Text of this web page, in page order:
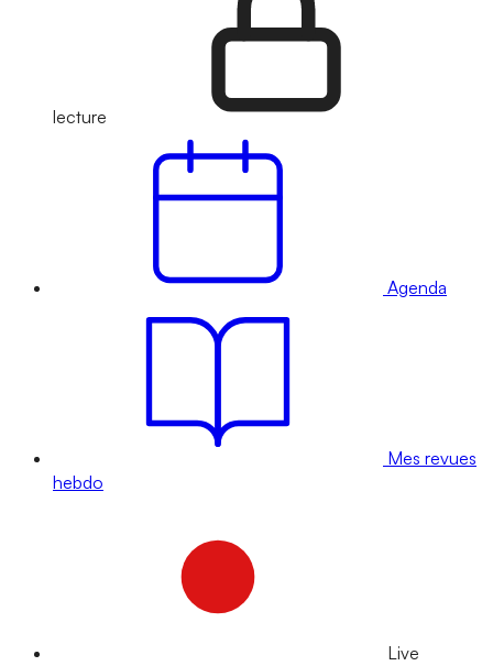
lecture
Agenda
Mes revues
hebdo
Live